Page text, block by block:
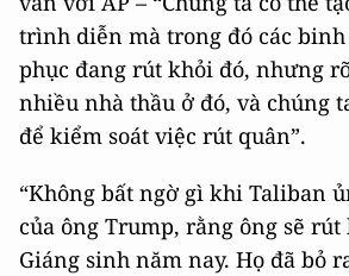
trình diễn mà trong đó các binh
phục đang rút khỏi đó, nhưng
nhiều nhà thầu ở đó, và chúng
để kiểm soát việc rút quân”.
“Không bất ngờ gì khi Taliban
của ông Trump, rằng ông sẽ
Giáng sinh năm nay. Họ đã bỏ